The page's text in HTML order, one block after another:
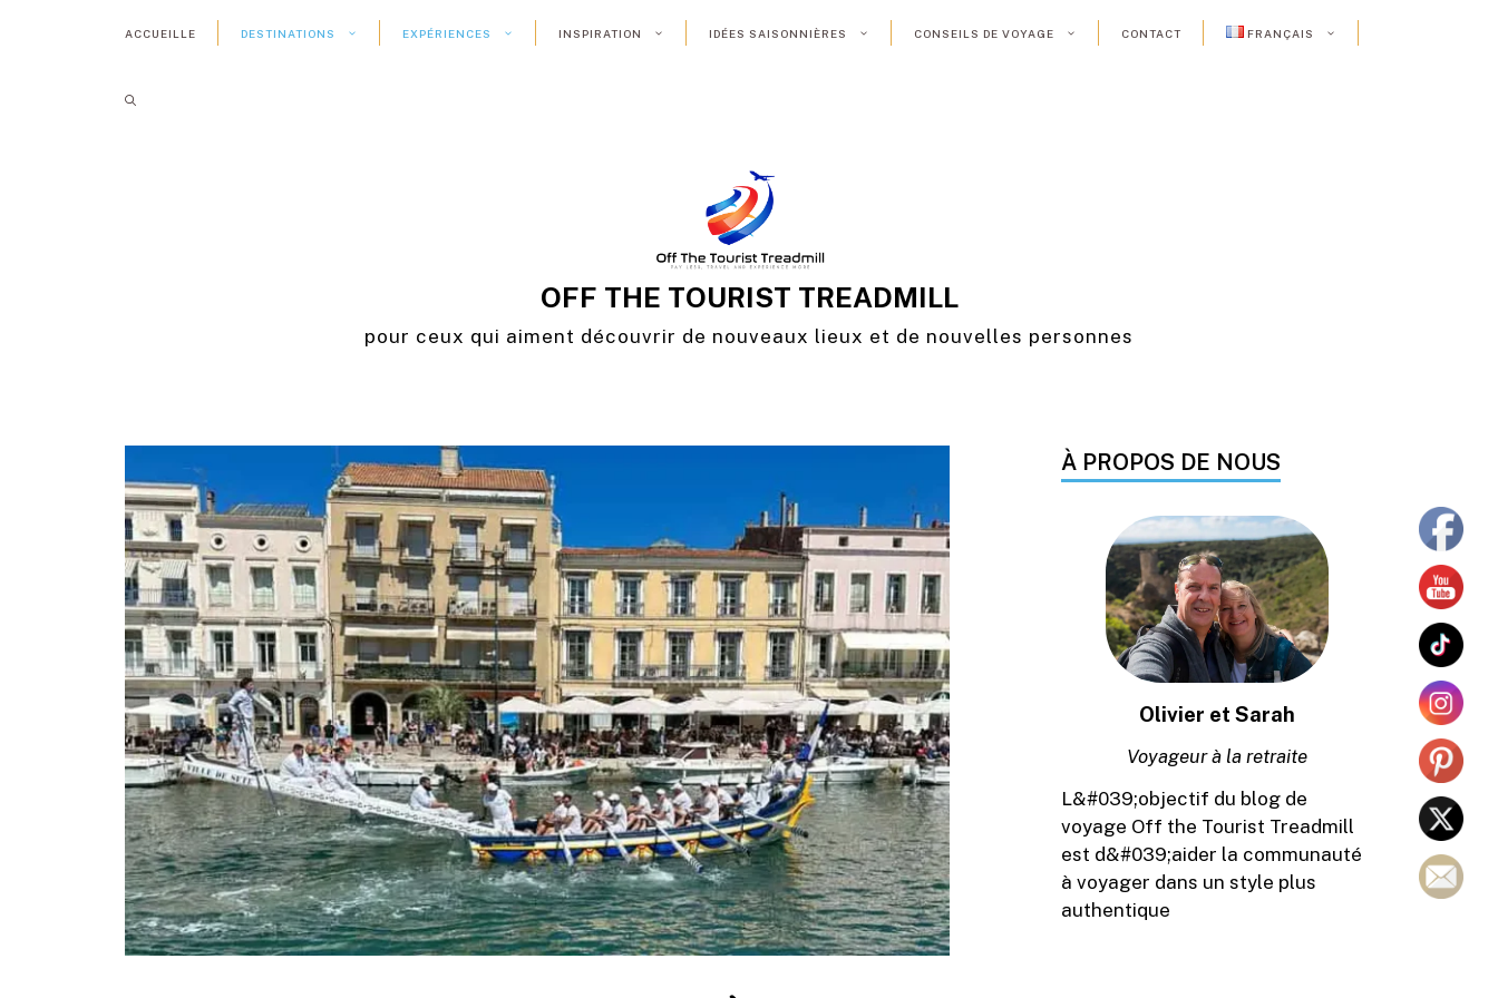
ACCUEILLE DESTINATIONS EXPÉRIENCES INSPIRATION IDÉES SAISONNIÈRES CONSEILS DE VOYAGE CONTACT FRANÇAIS
OFF THE TOURIST TREADMILL
pour ceux qui aiment découvrir de nouveaux lieux et de nouvelles personnes
À PROPOS DE NOUS
Olivier et Sarah
Voyageur à la retraite
L&#039;objectif du blog de
voyage Off the Tourist Treadmill
est d&#039;aider la communauté
à voyager dans un style plus
authentique